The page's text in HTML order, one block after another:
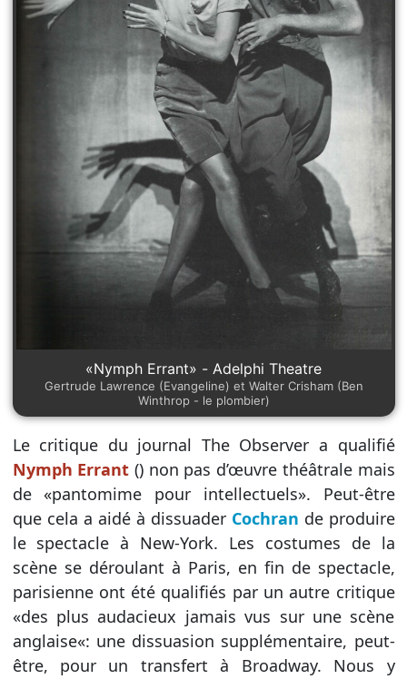
«Nymph Errant» - Adelphi Theatre
Gertrude Lawrence (Evangeline) et Walter Crisham (Ben
Winthrop - le plombier)
Le critique du journal The Observer a qualifié
Nymph Errant () non pas d’œuvre théâtrale mais
de «pantomime pour intellectuels». Peut-être
que cela a aidé à dissuader Cochran de produire
le spectacle à New-York. Les costumes de la
scène se déroulant à Paris, en fin de spectacle,
parisienne ont été qualifiés par un autre critique
«des plus audacieux jamais vus sur une scène
anglaise«: une dissuasion supplémentaire, peut-
être, pour un transfert à Broadway. Nous y